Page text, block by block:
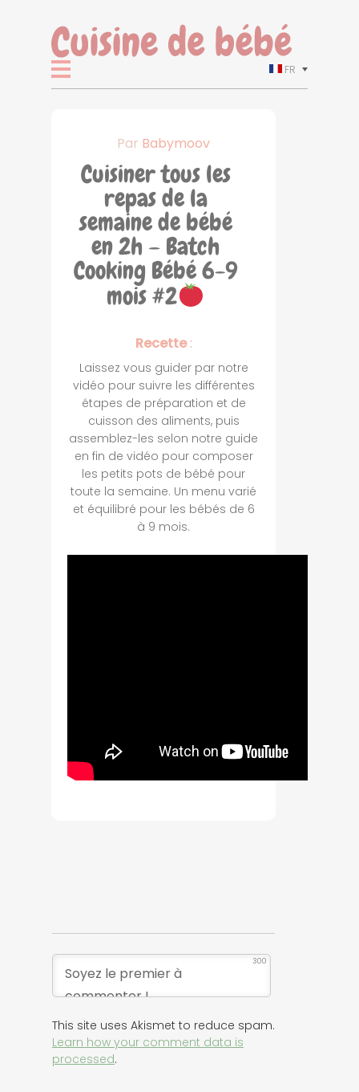
FR
Par Babymoov
Cuisiner tous les
repas de la
semaine de bébé
en 2h – Batch
Cooking Bébé 6-9
mois #2
Recette:
Laissez vous guider par notre
vidéo pour suivre les différentes
étapes de préparation et de
cuisson des aliments, puis
assemblez-les selon notre guide
en fin de vidéo pour composer
les petits pots de bébé pour
toute la semaine. Un menu varié
et équilibré pour les bébés de 6
à 9 mois.
300
This site uses Akismet to reduce spam.
Learn how your comment data is
processed.